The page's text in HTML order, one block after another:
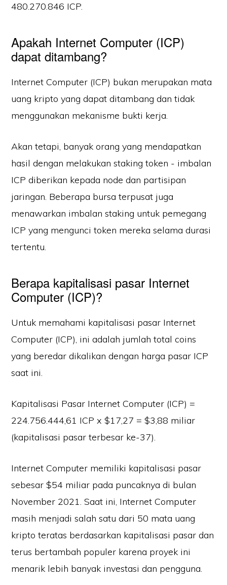
480.270.846 ICP.
Apakah Internet Computer (ICP)
dapat ditambang?
Internet Computer (ICP) bukan merupakan mata
uang kripto yang dapat ditambang dan tidak
menggunakan mekanisme bukti kerja.
Akan tetapi, banyak orang yang mendapatkan
hasil dengan melakukan staking token - imbalan
ICP diberikan kepada node dan partisipan
jaringan. Beberapa bursa terpusat juga
menawarkan imbalan staking untuk pemegang
ICP yang mengunci token mereka selama durasi
tertentu.
Berapa kapitalisasi pasar Internet
Computer (ICP)?
Untuk memahami kapitalisasi pasar Internet
Computer (ICP), ini adalah jumlah total coins
yang beredar dikalikan dengan harga pasar ICP
saat ini.
Kapitalisasi Pasar Internet Computer (ICP) =
224.756.444,61 ICP x $17,27 = $3,88 miliar
(kapitalisasi pasar terbesar ke-37).
Internet Computer memiliki kapitalisasi pasar
sebesar $54 miliar pada puncaknya di bulan
November 2021. Saat ini, Internet Computer
masih menjadi salah satu dari 50 mata uang
kripto teratas berdasarkan kapitalisasi pasar dan
terus bertambah populer karena proyek ini
menarik lebih banyak investasi dan pengguna.